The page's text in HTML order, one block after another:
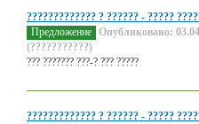
????????????? ? ?????? - ?????
Предложение Опубликовано:
(???????????)
??? ??????? ???-? ??? ?????
????????????? ? ?????? - ?????